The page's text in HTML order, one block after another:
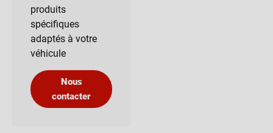
produits
spécifiques
adaptés à votre
véhicule
Nous
contacter